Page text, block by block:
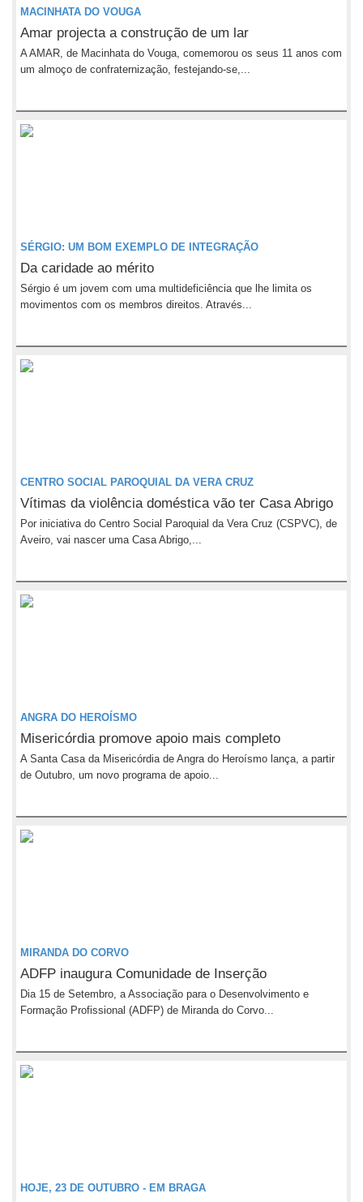
MACINHATA DO VOUGA
Amar projecta a construção de um lar
A AMAR, de Macinhata do Vouga, comemorou os seus 11 anos com
um almoço de confraternização, festejando-se,...
SÉRGIO: UM BOM EXEMPLO DE INTEGRAÇÃO
Da caridade ao mérito
Sérgio é um jovem com uma multideficiência que lhe limita os
movimentos com os membros direitos. Através...
CENTRO SOCIAL PAROQUIAL DA VERA CRUZ
Vítimas da violência doméstica vão ter Casa Abrigo
Por iniciativa do Centro Social Paroquial da Vera Cruz (CSPVC), de
Aveiro, vai nascer uma Casa Abrigo,...
ANGRA DO HEROÍSMO
Misericórdia promove apoio mais completo
A Santa Casa da Misericórdia de Angra do Heroísmo lança, a partir
de Outubro, um novo programa de apoio...
MIRANDA DO CORVO
ADFP inaugura Comunidade de Inserção
Dia 15 de Setembro, a Associação para o Desenvolvimento e
Formação Profissional (ADFP) de Miranda do Corvo...
HOJE, 23 DE OUTUBRO - EM BRAGA